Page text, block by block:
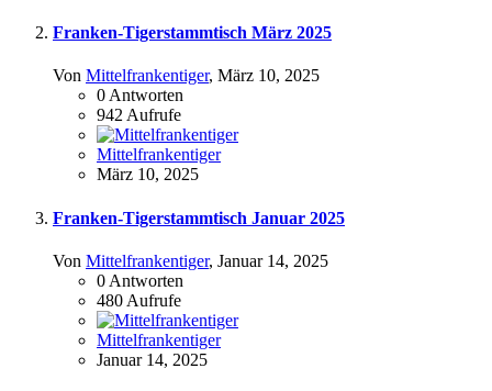
Franken-Tigerstammtisch März 2025
Von Mittelfrankentiger, März 10, 2025
0 Antworten
942 Aufrufe
Mittelfrankentiger
März 10, 2025
Franken-Tigerstammtisch Januar 2025
Von Mittelfrankentiger, Januar 14, 2025
0 Antworten
480 Aufrufe
Mittelfrankentiger
Januar 14, 2025